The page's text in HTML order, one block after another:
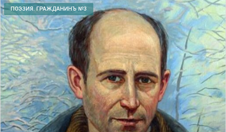
ПОЭЗИЯ. ГРАЖДАНИНЪ №3